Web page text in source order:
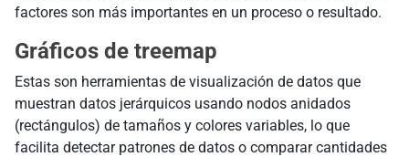
factores son más importantes en un proceso o resultado.
Gráficos de treemap
Estas son herramientas de visualización de datos que
muestran datos jerárquicos usando nodos anidados
(rectángulos) de tamaños y colores variables, lo que
facilita detectar patrones de datos o comparar cantidades